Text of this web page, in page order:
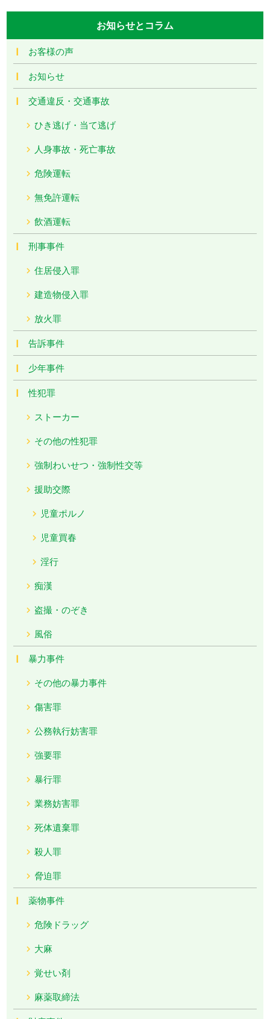
お知らせとコラム
お客様の声
お知らせ
交通違反・交通事故
ひき逃げ・当て逃げ
人身事故・死亡事故
危険運転
無免許運転
飲酒運転
刑事事件
住居侵入罪
建造物侵入罪
放火罪
告訴事件
少年事件
性犯罪
ストーカー
その他の性犯罪
強制わいせつ・強制性交等
援助交際
児童ポルノ
児童買春
淫行
痴漢
盗撮・のぞき
風俗
暴力事件
その他の暴力事件
傷害罪
公務執行妨害罪
強要罪
暴行罪
業務妨害罪
死体遺棄罪
殺人罪
脅迫罪
薬物事件
危険ドラッグ
大麻
覚せい剤
麻薬取締法